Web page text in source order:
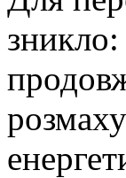
зникло: